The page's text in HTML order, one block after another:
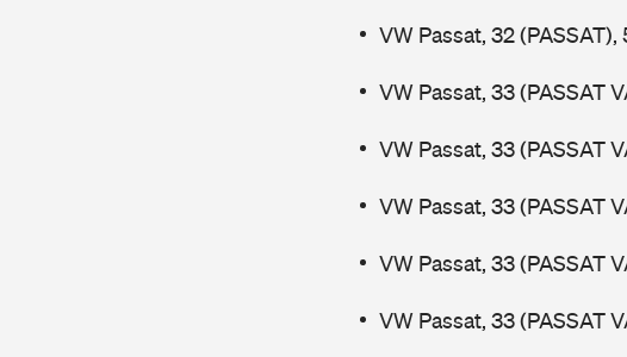
VW Passat, 32
VW Passat, 33 (PASSAT
VW Passat, 33 (PASSAT
VW Passat, 33 (PASSAT
VW Passat, 33 (PASSAT
VW Passat, 33 (PASSAT